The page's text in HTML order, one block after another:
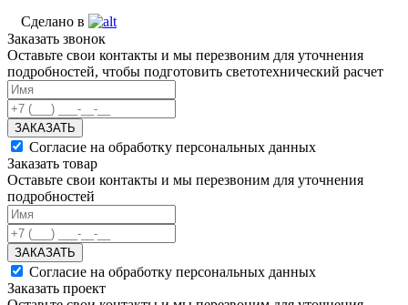
Сделано в
Заказать звонок
Оставьте свои контакты и мы перезвоним для уточнения
подробностей, чтобы подготовить светотехнический расчет
ЗАКАЗАТЬ
Согласие на обработку персональных данных
Заказать товар
Оставьте свои контакты и мы перезвоним для уточнения
подробностей
ЗАКАЗАТЬ
Согласие на обработку персональных данных
Заказать проект